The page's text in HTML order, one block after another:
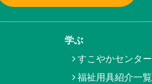
学ぶ
すこやかセンター
福祉用具紹介一覧